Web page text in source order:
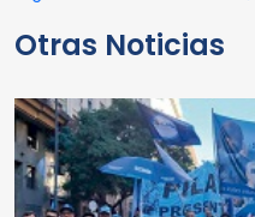
Otras Noticias